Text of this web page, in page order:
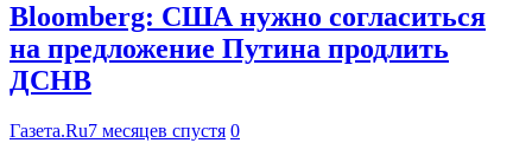
Bloomberg: США нужно согласиться
на предложение Путина продлить
ДСНВ
Газета.Ru7 месяцев спустя 0